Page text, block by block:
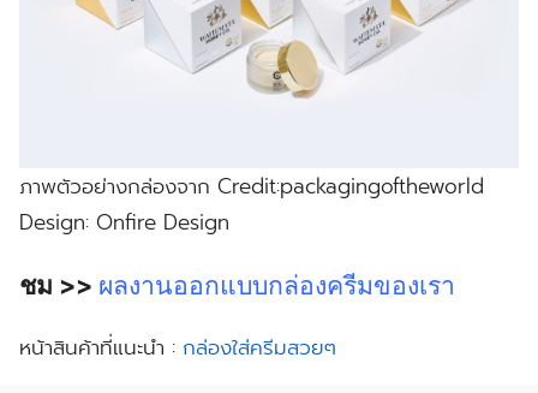
ภาพตัวอย่างกล่องจาก Credit:packagingoftheworld
Design: Onfire Design
ชม >> ผลงานออกแบบกล่องครีมของเรา
หน้าสินค้าที่แนะนำ : กล่องใส่ครีมสวยๆ